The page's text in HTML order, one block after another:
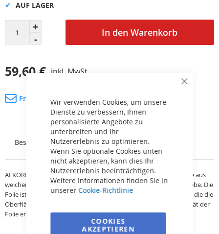
Close
Wir verwenden Cookies, um unsere
Dienste zu verbessern, Ihnen
personalisierte Angebote zu
unterbreiten und Ihr
Nutzererlebnis zu optimieren.
Wenn Sie optionale Cookies unten
nicht akzeptieren, kann dies Ihr
Nutzererlebnis beeinträchtigen.
Weitere Informationen finden Sie in
unserer Cookie-Richtlinie
COOKIES
AKZEPTIEREN
In den Warenkorb
59,60 € inkl. MwSt.
AUF LAGER
Fragen Sie nach dem Produkt
Beschreibung Rezensionen
ALKORPLAN ist eine äußerst stabile und formgebende Grundfolie aus
weichem PVC mit einer verstärkenden Schicht aus Polyestergewebe. Die
Folie ist mit einer Acrylat-Antibakteriellenbeschichtung versehen, die die
Oberfläche vor Beschädigung, Verfärbung schützt, die UV-Stabilität der
Folie erhöht und das Bakterienwachstum verhindert.